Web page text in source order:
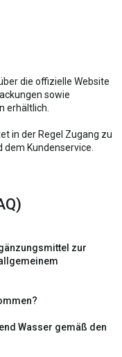
die offizielle Website
sowie
erhältlich.
in der Regel Zugang zu
Kundenservice.
zur
Wasser gemäß den